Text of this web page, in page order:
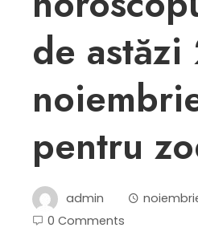
de astăzi
pentru
admin
0 Comments